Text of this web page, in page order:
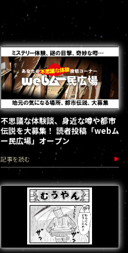
不思議な体験談、身近な噂や都市
伝説を大募集！ 読者投稿「webム
ー民広場」オープン
記事を読む